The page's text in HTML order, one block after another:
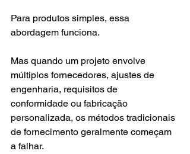
Para produtos simples, essa
abordagem funciona.
Mas quando um projeto envolve
múltiplos fornecedores, ajustes de
engenharia, requisitos de
conformidade ou fabricação
personalizada, os métodos tradicionais
de fornecimento geralmente começam
a falhar.